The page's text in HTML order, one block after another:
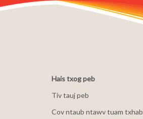
Hais txog peb
Tiv tauj peb
Cov ntaub ntawv tuam txhab